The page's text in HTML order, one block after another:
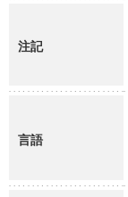
注記
言語